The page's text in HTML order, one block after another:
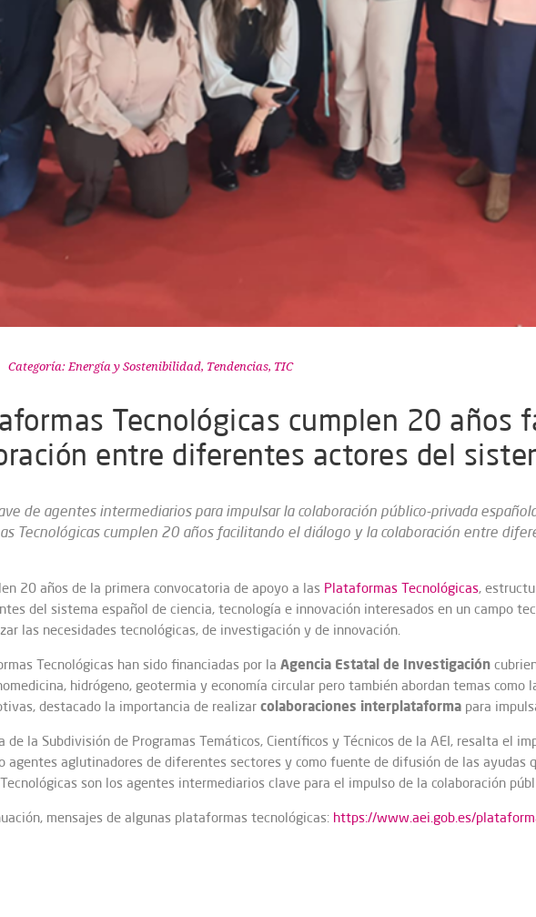
Categoría: Energía y Sostenibilidad, Tendencias, TIC
Tecnológicas cumplen 20 años
entre diferentes actores del
de agentes intermediarios para impulsar la colaboración público-privada
Tecnológicas cumplen 20 años facilitando el diálogo y la colaboración entre
20 años de la primera convocatoria de apoyo a las Plataformas Tecnológicas,
del sistema español de ciencia, tecnología e innovación interesados en un campo
las necesidades tecnológicas, de investigación y de innovación.
Tecnológicas han sido financiadas por la Agencia Estatal de Investigación
hidrógeno, geotermia y economía circular pero también abordan temas
destacado la importancia de realizar colaboraciones interplataforma para
de la Subdivisión de Programas Temáticos, Científicos y Técnicos de la AEI, resalta el
agentes aglutinadores de diferentes sectores y como fuente de difusión de las ayudas
son los agentes intermediarios clave para el impulso de la colaboración
mensajes de algunas plataformas tecnológicas: https://www.aei.gob.es/